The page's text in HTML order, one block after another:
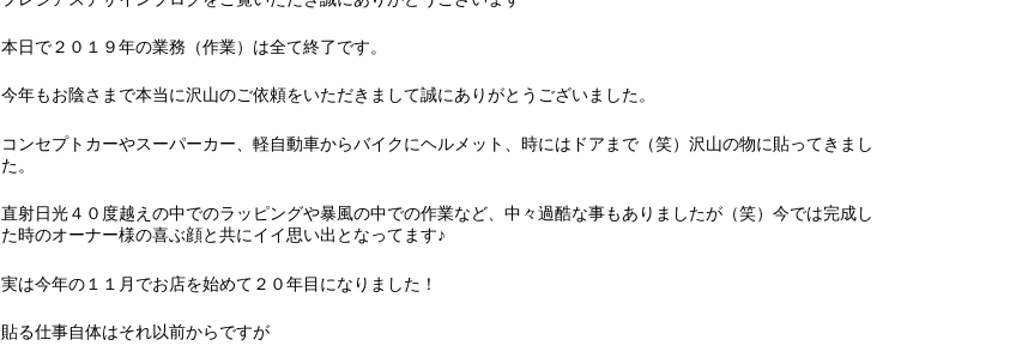
本日で２０１９年の業務（作業）は全て終了です。
今年もお陰さまで本当に沢山のご依頼をいただきまして誠にありがとうございました。
コンセプトカーやスーパーカー、軽自動車からバイクにヘルメット、時にはドアまで（笑）沢山の物に貼ってきまし
た。
直射日光４０度越えの中でのラッピングや暴風の中での作業など、中々過酷な事もありましたが（笑）今では完成し
た時のオーナー様の喜ぶ顔と共にイイ思い出となってます♪
実は今年の１１月でお店を始めて２０年目になりました！
貼る仕事自体はそれ以前からですが